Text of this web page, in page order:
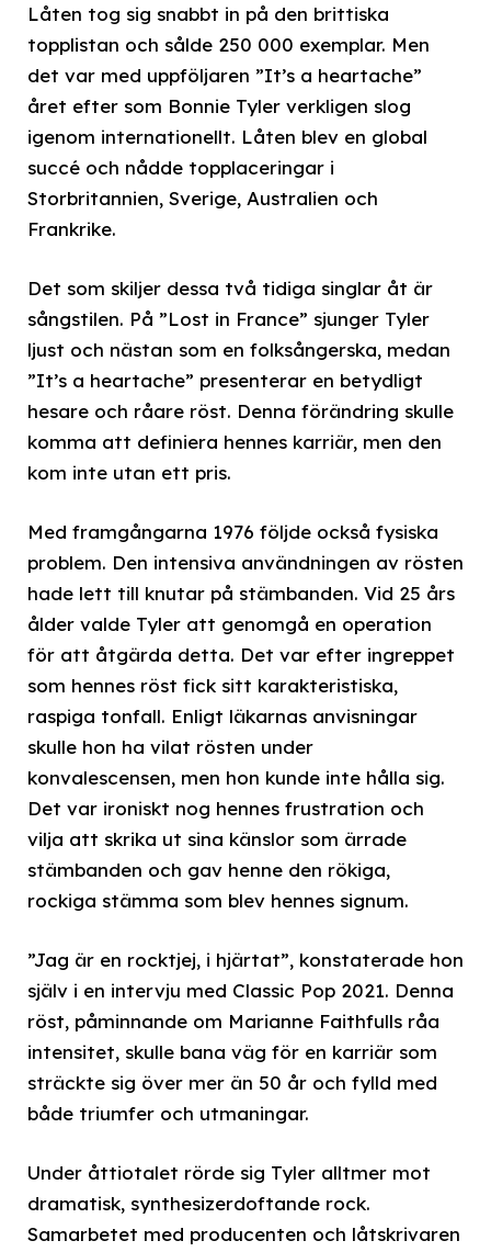
Låten tog sig snabbt in på den brittiska
topplistan och sålde 250 000 exemplar. Men
det var med uppföljaren ”It’s a heartache”
året efter som Bonnie Tyler verkligen slog
igenom internationellt. Låten blev en global
succé och nådde topplaceringar i
Storbritannien, Sverige, Australien och
Frankrike.
Det som skiljer dessa två tidiga singlar åt är
sångstilen. På ”Lost in France” sjunger Tyler
ljust och nästan som en folksångerska, medan
”It’s a heartache” presenterar en betydligt
hesare och råare röst. Denna förändring skulle
komma att definiera hennes karriär, men den
kom inte utan ett pris.
Med framgångarna 1976 följde också fysiska
problem. Den intensiva användningen av rösten
hade lett till knutar på stämbanden. Vid 25 års
ålder valde Tyler att genomgå en operation
för att åtgärda detta. Det var efter ingreppet
som hennes röst fick sitt karakteristiska,
raspiga tonfall. Enligt läkarnas anvisningar
skulle hon ha vilat rösten under
konvalescensen, men hon kunde inte hålla sig.
Det var ironiskt nog hennes frustration och
vilja att skrika ut sina känslor som ärrade
stämbanden och gav henne den rökiga,
rockiga stämma som blev hennes signum.
”Jag är en rocktjej, i hjärtat”, konstaterade hon
själv i en intervju med Classic Pop 2021. Denna
röst, påminnande om Marianne Faithfulls råa
intensitet, skulle bana väg för en karriär som
sträckte sig över mer än 50 år och fylld med
både triumfer och utmaningar.
Under åttiotalet rörde sig Tyler alltmer mot
dramatisk, synthesizerdoftande rock.
Samarbetet med producenten och låtskrivaren